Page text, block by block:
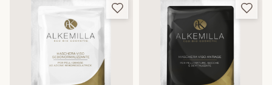
Добави в любими